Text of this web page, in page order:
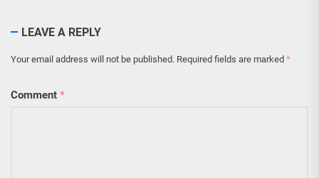
LEAVE A REPLY
Your email address will not be published. Required fields are marked *
Comment *